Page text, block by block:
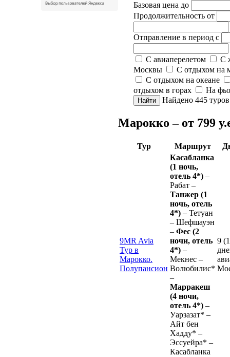
Базовая цена до
Продолжительность от
Отправление в период с
С авиаперелетом
С
Москвы
С отдыхом на
С отдыхом на океане
отдыхом в горах
На
Найти Найдено 445 туров
Марокко – от 799
Тур Маршрут
9MR Avia
Тур в
Марокко.
Полупансион
Касабланка
(1 ночь,
отель 4*) –
Рабат –
Танжер (1
ночь, отель
4*) – Тетуан
– Шефшауэн
– Фес (2
ночи, отель
4*) –
Мекнес –
Волюбилис*
–
Марракеш
(4 ночи,
отель 4*) –
Уарзазат* –
Айт бен
Хадду* –
Эссуейра* –
Касабланка
9